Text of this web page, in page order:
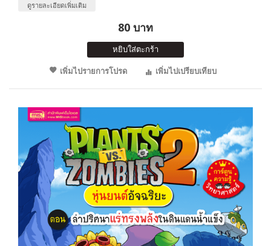
ดูรายละเอียดเพิ่มเติม
80 บาท
หยิบใส่ตะกร้า
เพิ่มไปรายการโปรด
เพิ่มไปเปรียบเทียบ